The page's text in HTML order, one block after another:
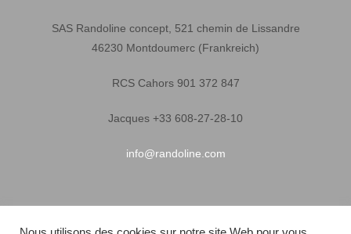
SAS Randoline concept, 521 chemin de Lissandre
46230 Montdoumerc (Frankreich)
RCS Cahors 901 372 847
Jacques +33 608-27-28-10
info@randoline.com